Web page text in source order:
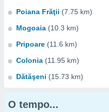
Poiana Frăţii (7.75 km)
Mogoaia (10.3 km)
Pripoare (11.6 km)
Colonia (11.95 km)
Dătăşeni (15.73 km)
O tempo...